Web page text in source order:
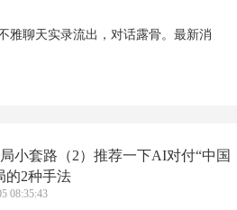
雅聊天实录流出，对话露骨。最新消
小套路（2）推荐一下AI对付“中国
的2种手法
08:35:43